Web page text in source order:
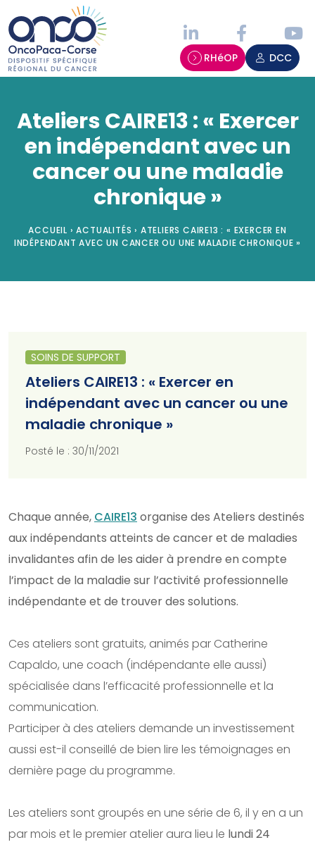
RHéOP DCC
Ateliers CAIRE13 : « Exercer
en indépendant avec un
cancer ou une maladie
chronique »
ACCUEIL › ACTUALITÉS › ATELIERS CAIRE13 : « EXERCER EN
INDÉPENDANT AVEC UN CANCER OU UNE MALADIE CHRONIQUE »
SOINS DE SUPPORT
Ateliers CAIRE13 : « Exercer en
indépendant avec un cancer ou une
maladie chronique »
Posté le : 30/11/2021
Chaque année, CAIRE13 organise des Ateliers destinés
aux indépendants atteints de cancer et de maladies
invalidantes afin de les aider à prendre en compte
l’impact de la maladie sur l’activité professionnelle
indépendante et de trouver des solutions.
Ces ateliers sont gratuits, animés par Catherine
Capaldo, une coach (indépendante elle aussi)
spécialisée dans l’efficacité professionnelle et la
communication.
Participer à des ateliers demande un investissement
aussi est-il conseillé de bien lire les témoignages en
dernière page du programme.
Les ateliers sont groupés en une série de 6, il y en a un
par mois et le premier atelier aura lieu le lundi 24
Panneau de gestion des cookies